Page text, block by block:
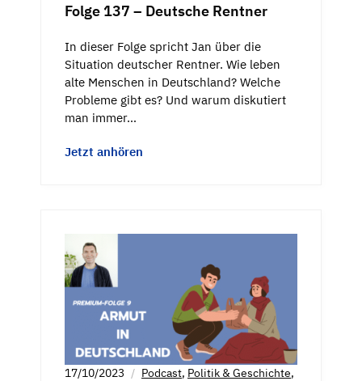
Folge 137 – Deutsche Rentner
In dieser Folge spricht Jan über die
Situation deutscher Rentner. Wie leben
alte Menschen in Deutschland? Welche
Probleme gibt es? Und warum diskutiert
man immer…
Jetzt anhören
17/10/2023 Podcast, Politik & Geschichte,